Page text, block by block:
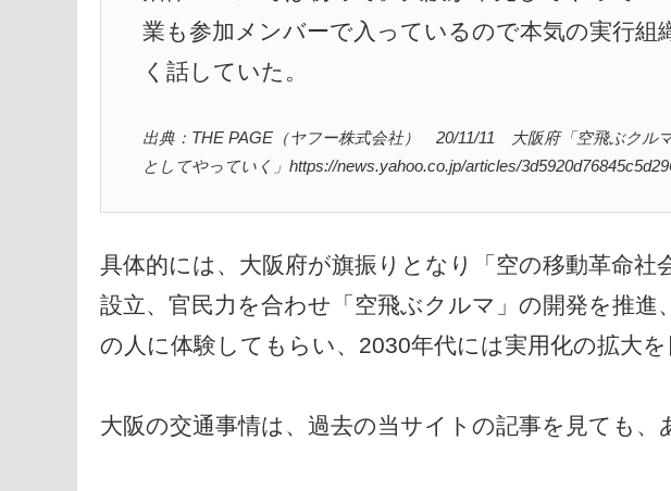
業も参加メンバーで入っているので本気の実行組
く話していた。
出典：THE PAGE（ヤフー株式会社） 20/11/11 大阪府「空飛ぶクル
としてやっていく」https://news.yahoo.co.jp/articles/
具体的には、大阪府が旗振りとなり「空の移動革命社
設立、官民力を合わせ「空飛ぶクルマ」の開発を推進
の人に体験してもらい、2030年代には実用化の拡大を
大阪の交通事情は、過去の当サイトの記事を見ても、